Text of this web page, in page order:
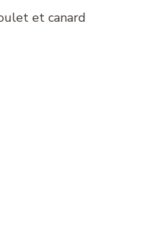
et canard